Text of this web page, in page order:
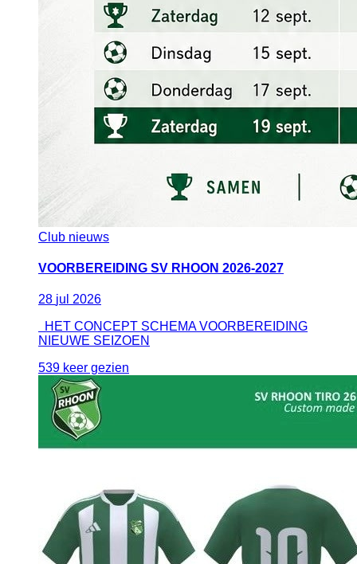
Club nieuws
VOORBEREIDING SV RHOON 2026-2027
28 jul 2026
HET CONCEPT SCHEMA VOORBEREIDING
NIEUWE SEIZOEN
539 keer gezien